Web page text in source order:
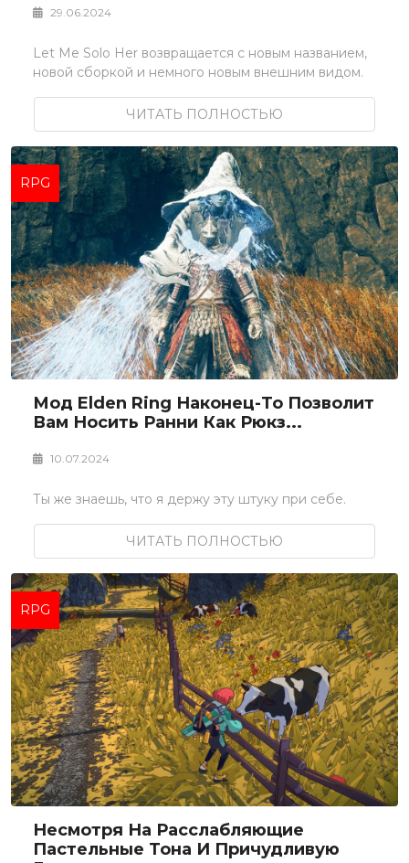
29.06.2024
Let Me Solo Her возвращается с новым названием,
новой сборкой и немного новым внешним видом.
ЧИТАТЬ ПОЛНОСТЬЮ
RPG
Мод Elden Ring Наконец-То Позволит
Вам Носить Ранни Как Рюкз...
10.07.2024
Ты же знаешь, что я держу эту штуку при себе.
ЧИТАТЬ ПОЛНОСТЬЮ
RPG
Несмотря На Расслабляющие
Пастельные Тона И Причудливую